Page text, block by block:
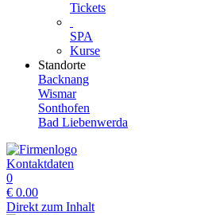
Tickets
SPA
Kurse
Standorte
Backnang
Wismar
Sonthofen
Bad Liebenwerda
Kontaktdaten
0
€ 0.00
Direkt zum Inhalt